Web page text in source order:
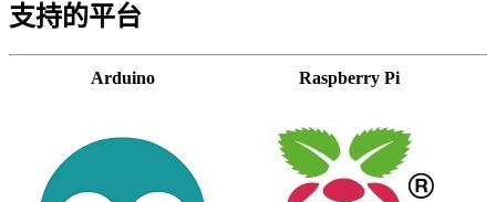
支持的平台
Arduino Raspberry Pi